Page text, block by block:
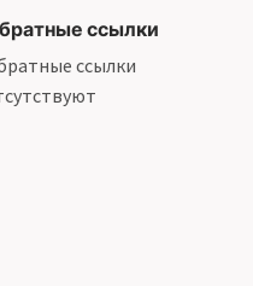
ссылки
ссылки